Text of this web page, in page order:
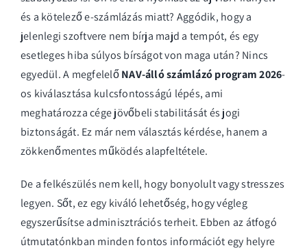
és a kötelező e-számlázás miatt? Aggódik, hogy a
jelenlegi szoftvere nem bírja majd a tempót, és egy
esetleges hiba súlyos bírságot von maga után? Nincs
egyedül. A megfelelőNAV-álló számlázó program 2026-
os kiválasztása kulcsfontosságú lépés, ami
meghatározza cége jövőbeli stabilitását és jogi
biztonságát. Ez már nem választás kérdése, hanem a
zökkenőmentes működés alapfeltétele.
De a felkészülés nem kell, hogy bonyolult vagy stresszes
legyen. Sőt, ez egy kiváló lehetőség, hogy végleg
egyszerűsítse adminisztrációs terheit. Ebben az átfogó
útmutatónkban minden fontos információt egy helyre